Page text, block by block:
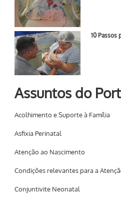
10 Passos
Assuntos do
Acolhimento e Suporte à Família
Asfixia Perinatal
Atenção ao Nascimento
Condições relevantes para a
Conjuntivite Neonatal